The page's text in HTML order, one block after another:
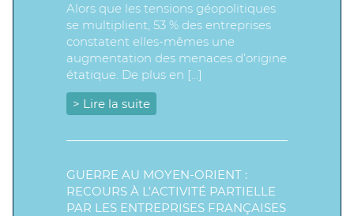
Alors que les tensions géopolitiques
se multiplient, 53 % des entreprises
constatent elles-mêmes une
augmentation des menaces d’origine
étatique. De plus en […]
> Lire la suite
GUERRE AU MOYEN-ORIENT :
RECOURS À L’ACTIVITÉ PARTIELLE
PAR LES ENTREPRISES FRANÇAISES